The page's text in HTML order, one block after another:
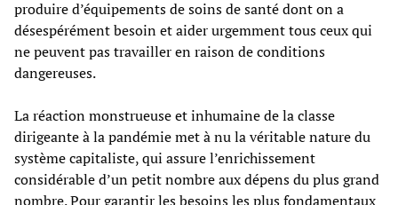
produire d’équipements de soins de santé dont on a
désespérément besoin et aider urgemment tous ceux qui
ne peuvent pas travailler en raison de conditions
dangereuses.
La réaction monstrueuse et inhumaine de la classe
dirigeante à la pandémie met à nu la véritable nature du
système capitaliste, qui assure l’enrichissement
considérable d’un petit nombre aux dépens du plus grand
nombre. Pour garantir les besoins les plus fondamentaux